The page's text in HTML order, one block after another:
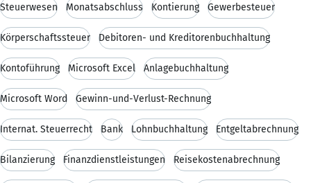
Steuerwesen Monatsabschluss Kontierung Gewerbesteuer
Körperschaftssteuer Debitoren- und Kreditorenbuchhaltung
Kontoführung Microsoft Excel Anlagebuchhaltung
Microsoft Word Gewinn-und-Verlust-Rechnung
Internat. Steuerrecht Bank Lohnbuchhaltung Entgeltabrechnung
Bilanzierung Finanzdienstleistungen Reisekostenabrechnung